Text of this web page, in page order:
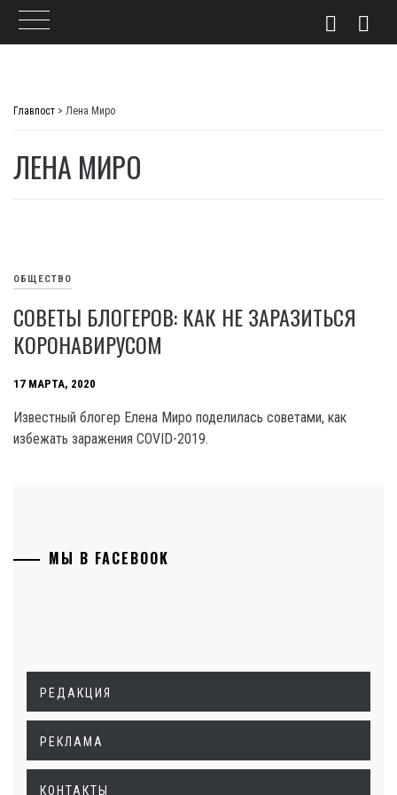
Главпост > Лена Миро
ЛЕНА МИРО
ОБЩЕСТВО
СОВЕТЫ БЛОГЕРОВ: КАК НЕ ЗАРАЗИТЬСЯ
КОРОНАВИРУСОМ
17 МАРТА, 2020
Известный блогер Елена Миро поделилась советами, как
избежать заражения COVID-2019.
МЫ В FACEBOOK
РЕДАКЦИЯ
РЕКЛАМА
КОНТАКТЫ